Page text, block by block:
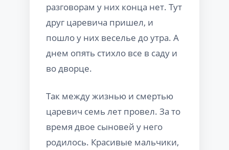
разговорам у них конца нет. Тут
друг царевича пришел, и
пошло у них веселье до утра. А
днем опять стихло все в саду и
во дворце.
Так между жизнью и смертью
царевич семь лет провел. За то
время двое сыновей у него
родилось. Красивые мальчики,